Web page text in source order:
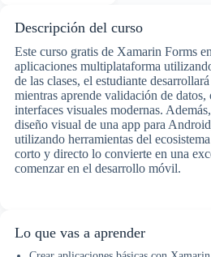
Descripción del curso
Este curso gratis de Xamarin Forms
aplicaciones multiplataforma
de las clases, el estudiante
mientras aprende validación de
interfaces visuales modernas.
diseño visual de una app para
utilizando herramientas del
corto y directo lo convierte en una
comenzar en el desarrollo móvil.
Lo que vas a aprender